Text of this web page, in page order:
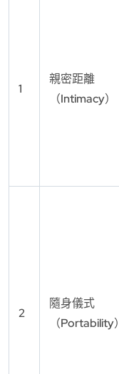
1
親密距離
（Intimacy）
2
隨身儀式
（Portability）